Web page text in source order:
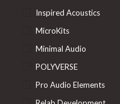
Inspired Acoustics
MicroKits
Minimal Audio
POLYVERSE
Pro Audio Elements